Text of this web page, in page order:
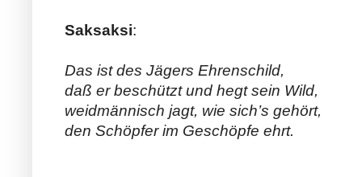
Saksaksi:
Das ist des Jägers Ehrenschild,
daß er beschützt und hegt sein Wild,
weidmännisch jagt, wie sich’s gehört,
den Schöpfer im Geschöpfe ehrt.